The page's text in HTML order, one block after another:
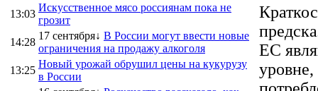
13:03
Искусственное мясо россиянам пока не
грозит
14:28
17 сентября↓ В России могут ввести новые
ограничения на продажу алкоголя
13:25
Новый урожай обрушил цены на кукурузу
в России
ЕС